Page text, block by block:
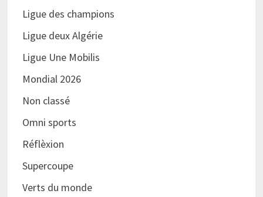
Ligue des champions
Ligue deux Algérie
Ligue Une Mobilis
Mondial 2026
Non classé
Omni sports
Réflèxion
Supercoupe
Verts du monde